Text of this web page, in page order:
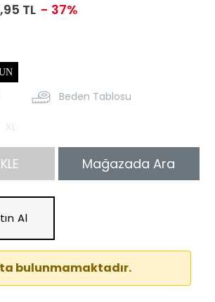
TL - 37%
Beden Tablosu
XL
Mağazada Ara
Al
bulunmamaktadır.